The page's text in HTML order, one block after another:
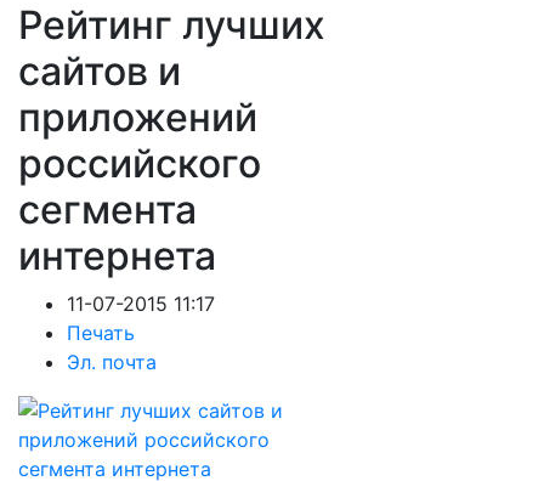
Рейтинг лучших
сайтов и
приложений
российского
сегмента
интернета
11-07-2015 11:17
Печать
Эл. почта